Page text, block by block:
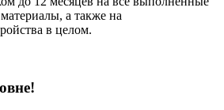
а также на
в целом.